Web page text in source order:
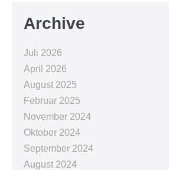
Archive
Juli 2026
April 2026
August 2025
Februar 2025
November 2024
Oktober 2024
September 2024
August 2024